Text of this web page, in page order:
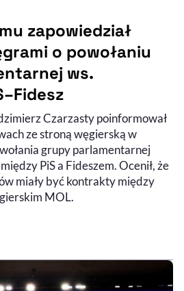
zapowiedział
o powołaniu
ws.
Czarzasty poinformował
ze stroną węgierską w
grupy parlamentarnej
PiS a Fideszem. Ocenił, że
miały być kontrakty między
MOL.